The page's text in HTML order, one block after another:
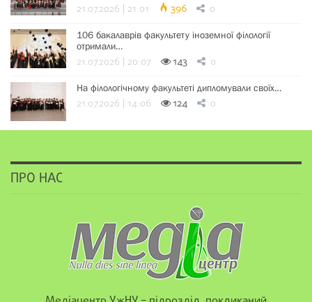
21.07.2026 | 21:01 396 0
106 бакалаврів факультету іноземної філології
отримали…
21.07.2026 | 20:07 143 0
На філологічному факультеті дипломували своїх…
21.07.2026 | 14:06 124 0
ПРО НАС